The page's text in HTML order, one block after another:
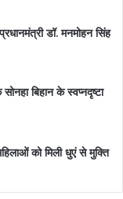
डॉ. मनमोहन सिंह
बिहान के स्वप्नदृष्टा
को मिली धुएं से मुक्ति